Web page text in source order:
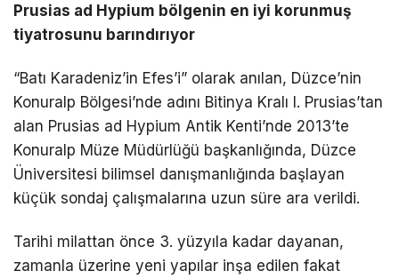
Prusias ad Hypium bölgenin en iyi korunmuş
tiyatrosunu barındırıyor
“Batı Karadeniz’in Efes’i” olarak anılan, Düzce’nin
Konuralp Bölgesi’nde adını Bitinya Kralı I. Prusias’tan
alan Prusias ad Hypium Antik Kenti’nde 2013’te
Konuralp Müze Müdürlüğü başkanlığında, Düzce
Üniversitesi bilimsel danışmanlığında başlayan
küçük sondaj çalışmalarına uzun süre ara verildi.
Tarihi milattan önce 3. yüzyıla kadar dayanan,
zamanla üzerine yeni yapılar inşa edilen fakat